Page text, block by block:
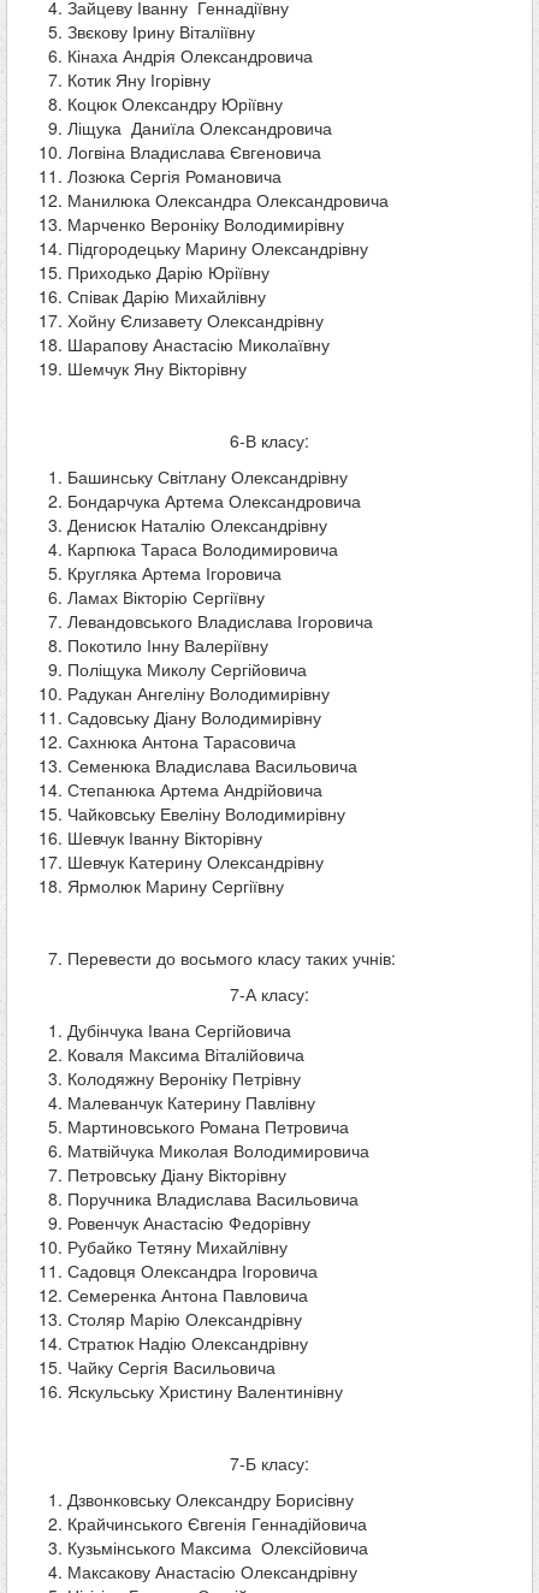
Зайцеву Іванну Геннадіївну
Звєкову Ірину Віталіївну
Кінаха Андрія Олександровича
Котик Яну Ігорівну
Коцюк Олександру Юріївну
Ліщука Даниїла Олександровича
Логвіна Владислава Євгеновича
Лозюка Сергія Романовича
Манилюка Олександра Олександровича
Марченко Вероніку Володимирівну
Підгородецьку Марину Олександрівну
Приходько Дарію Юріївну
Співак Дарію Михайлівну
Хойну Єлизавету Олександрівну
Шарапову Анастасію Миколаївну
Шемчук Яну Вікторівну
6-В класу:
Башинську Світлану Олександрівну
Бондарчука Артема Олександровича
Денисюк Наталію Олександрівну
Карпюка Тараса Володимировича
Кругляка Артема Ігоровича
Ламах Вікторію Сергіївну
Левандовського Владислава Ігоровича
Покотило Інну Валеріївну
Поліщука Миколу Сергійовича
Радукан Ангеліну Володимирівну
Садовську Діану Володимирівну
Сахнюка Антона Тарасовича
Семенюка Владислава Васильовича
Степанюка Артема Андрійовича
Чайковську Евеліну Володимирівну
Шевчук Іванну Вікторівну
Шевчук Катерину Олександрівну
Ярмолюк Марину Сергіївну
Перевести до восьмого класу таких учнів:
7-А класу:
Дубінчука Івана Сергійовича
Коваля Максима Віталійовича
Колодяжну Вероніку Петрівну
Малеванчук Катерину Павлівну
Мартиновського Романа Петровича
Матвійчука Миколая Володимировича
Петровську Діану Вікторівну
Поручника Владислава Васильовича
Ровенчук Анастасію Федорівну
Рубайко Тетяну Михайлівну
Садовця Олександра Ігоровича
Семеренка Антона Павловича
Столяр Марію Олександрівну
Стратюк Надію Олександрівну
Чайку Сергія Васильовича
Яскульську Христину Валентинівну
7-Б класу:
Дзвонковську Олександру Борисівну
Крайчинського Євгенія Геннадійовича
Кузьмінського Максима Олексійовича
Максакову Анастасію Олександрівну